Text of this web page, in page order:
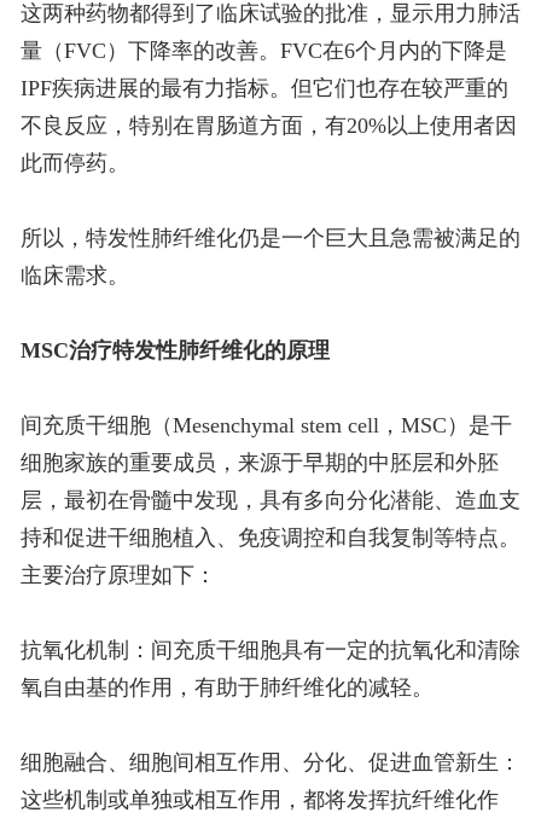
这两种药物都得到了临床试验的批准，显示用力肺活
量（FVC）下降率的改善。FVC在6个月内的下降是
IPF疾病进展的最有力指标。但它们也存在较严重的
不良反应，特别在胃肠道方面，有20%以上使用者因
此而停药。
所以，特发性肺纤维化仍是一个巨大且急需被满足的
临床需求。
MSC治疗特发性肺纤维化的原理
间充质干细胞（Mesenchymal stem cell，MSC）是干
细胞家族的重要成员，来源于早期的中胚层和外胚
层，最初在骨髓中发现，具有多向分化潜能、造血支
持和促进干细胞植入、免疫调控和自我复制等特点。
主要治疗原理如下：
抗氧化机制：间充质干细胞具有一定的抗氧化和清除
氧自由基的作用，有助于肺纤维化的减轻。
细胞融合、细胞间相互作用、分化、促进血管新生：
这些机制或单独或相互作用，都将发挥抗纤维化作